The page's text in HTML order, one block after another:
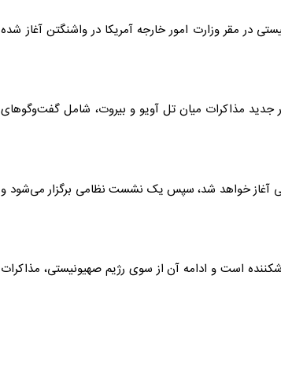
در مقر وزارت امور خارجه آمریکا در واشنگتن آغاز شده
جدید مذاکرات میان تل آویو و بیروت، شامل گفت‌و‌گو‌های
آغاز خواهد شد، سپس یک نشست نظامی برگزار می‌شود و
است و ادامه آن از سوی رژیم صهیونیستی، مذاکرات